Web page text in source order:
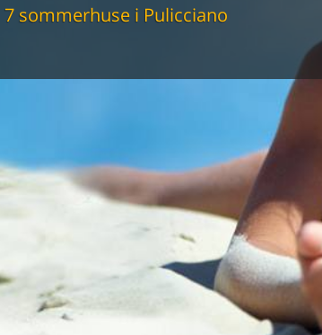
7 sommerhuse i Pulicciano